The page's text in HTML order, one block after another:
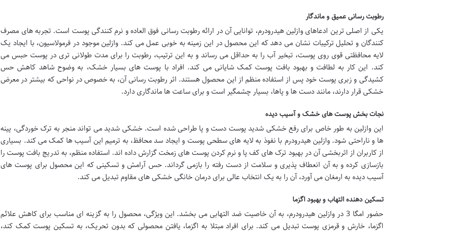
رطوبت رسانی عمیق و ماندگار
یکی از اصلی ترین ادعاهای وازلین هیدرودرم، توانایی آن در ارائه رطوبت رسانی فوق العاده و نرم کنندگی پوست است. تجربه های مصرف
کنندگان و تحلیل ترکیبات نشان می دهد که این محصول در این زمینه به خوبی عمل می کند. وازلین موجود در فرمولاسیون، با ایجاد یک
لایه محافظتی قوی روی پوست، تبخیر آب را به حداقل می رساند و به این ترتیب، رطوبت را برای مدت طولانی تری در پوست حبس می
کند. این کار به لطافت و بهبود بافت پوست کمک شایانی می کند. افراد با پوست های بسیار خشک، به وضوح شاهد کاهش حس
کشیدگی و زبری پوست خود پس از استفاده منظم از این محصول هستند. اثر رطوبت رسانی آن، به خصوص در نواحی که بیشتر در معرض
خشکی قرار دارند، مانند دست ها و پاها، بسیار چشمگیر است و برای ساعت ها ماندگاری دارد.
نجات بخش پوست های خشک و آسیب دیده
این وازلین به طور خاص برای رفع خشکی شدید پوست دست و پا طراحی شده است. خشکی شدید می تواند منجر به ترک خوردگی، پینه
ها و ناراحتی شود. وازلین هیدرودرم با نفوذ به لایه های سطحی پوست و ایجاد سد محافظ، به ترمیم این آسیب ها کمک می کند. بسیاری
از کاربران از اثربخشی آن در بهبود ترک های کف پا و نرم کردن پوست های زمخت گزارش داده اند. استفاده منظم، به تدریج بافت پوست را
بازسازی کرده و به آن انعطاف پذیری و سلامت از دست رفته را بازمی گرداند. حس آرامش و تسکینی که این محصول برای پوست های
آسیب دیده به ارمغان می آورد، آن را به یک انتخاب عالی برای درمان خانگی خشکی های مقاوم تبدیل می کند.
تسکین دهنده التهاب و بهبود اگزما
حضور امگا 3 در وازلین هیدرودرم، به آن خاصیت ضد التهابی می بخشد. این ویژگی، محصول را به گزینه ای مناسب برای کاهش علائم
اگزما، خارش و قرمزی پوست تبدیل می کند. برای افراد مبتلا به اگزما، یافتن محصولی که بدون تحریک، به تسکین پوست کمک کند،